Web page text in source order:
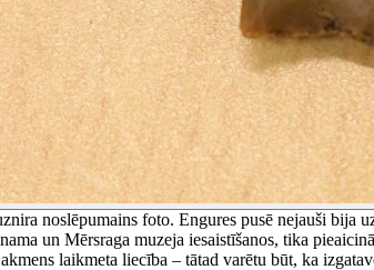
noslēpumains foto. Engures pusē nejauši
un Mērsraga muzeja iesaistīšanos, tika
laikmeta liecība – tātad varētu būt, ka